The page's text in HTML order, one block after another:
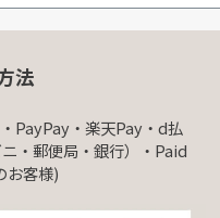
法
PayPay・楽天Pay・d払
・郵便局・銀行）・Paid
お客様)